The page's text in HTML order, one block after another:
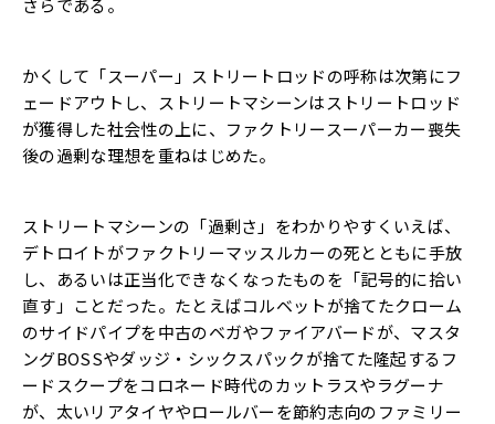
かくして「スーパー」ストリートロッドの呼称は次第にフ
ェードアウトし、ストリートマシーンはストリートロッド
が獲得した社会性の上に、ファクトリースーパーカー喪失
後の過剰な理想を重ねはじめた。
ストリートマシーンの「過剰さ」をわかりやすくいえば、
デトロイトがファクトリーマッスルカーの死とともに手放
し、あるいは正当化できなくなったものを「記号的に拾い
直す」ことだった。たとえばコルベットが捨てたクローム
のサイドパイプを中古のベガやファイアバードが、マスタ
ングBOSSやダッジ・シックスパックが捨てた隆起するフ
ードスクープをコロネード時代のカットラスやラグーナ
が、太いリアタイヤやロールバーを節約志向のファミリー